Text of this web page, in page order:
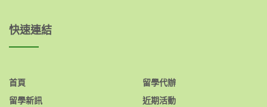
快速連結
首頁
留學新訊
留學代辦
近期活動